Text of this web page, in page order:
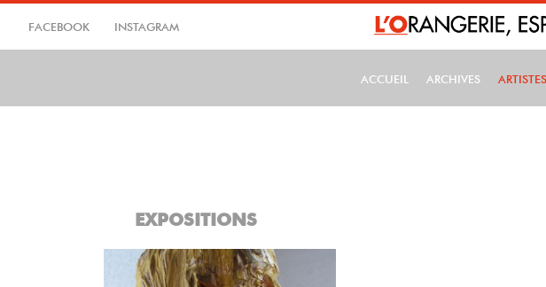
FACEBOOK INSTAGRAM
MAIN
ACCUEIL ARCHIVES ARTISTES
EXPOSITIONS